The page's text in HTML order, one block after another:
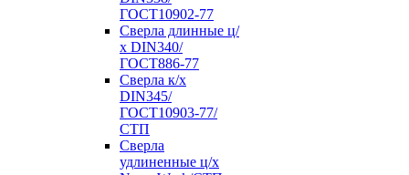
ГОСТ10902-77
Сверла длинные ц/
х DIN340/
ГОСТ886-77
Сверла к/х
DIN345/
ГОСТ10903-77/
СТП
Сверла
удлиненные ц/х